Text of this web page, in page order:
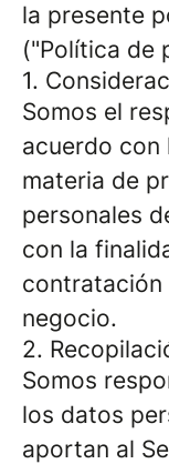
la presente
("Política de
1.
Somos el
acuerdo con
materia de
personales
con la
contratación
negocio.
2.
Somos
los datos
aportan al